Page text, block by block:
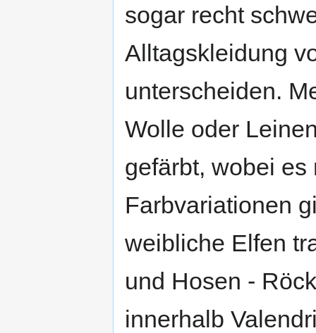
sogar recht
Alltagskleidung
unterscheiden.
Wolle oder
gefärbt, wobei
Farbvariationen
weibliche Elfen
und Hosen -
innerhalb